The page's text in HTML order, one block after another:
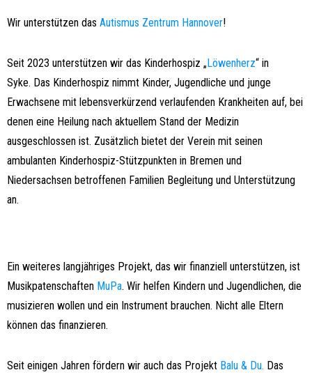
Wir unterstützen das Autismus Zentrum Hannover!
Seit 2023 unterstützen wir das Kinderhospiz „Löwenherz“ in
Syke. Das Kinderhospiz nimmt Kinder, Jugendliche und junge
Erwachsene mit lebensverkürzend verlaufenden Krankheiten auf, bei
denen eine Heilung nach aktuellem Stand der Medizin
ausgeschlossen ist. Zusätzlich bietet der Verein mit seinen
ambulanten Kinderhospiz-Stützpunkten in Bremen und
Niedersachsen betroffenen Familien Begleitung und Unterstützung
an.
Ein weiteres langjähriges Projekt, das wir finanziell unterstützen, ist
Musikpatenschaften MuPa. Wir helfen Kindern und Jugendlichen, die
musizieren wollen und ein Instrument brauchen. Nicht alle Eltern
können das finanzieren.
Seit einigen Jahren fördern wir auch das Projekt Balu & Du. Das